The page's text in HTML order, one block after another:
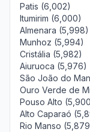
Patis (6,002)
Itumirim (6,000)
Almenara (5,998)
Munhoz (5,994)
Cristália (5,982)
Aiuruoca (5,976)
São João do
Ouro Verde de
Pouso Alto
Alto Caparaó
Rio Manso